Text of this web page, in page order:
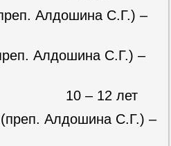
Алдошина С.Г.) –
Алдошина С.Г.) –
лет
Алдошина С.Г.) –